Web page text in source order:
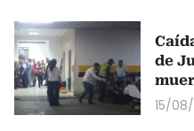
de
15/